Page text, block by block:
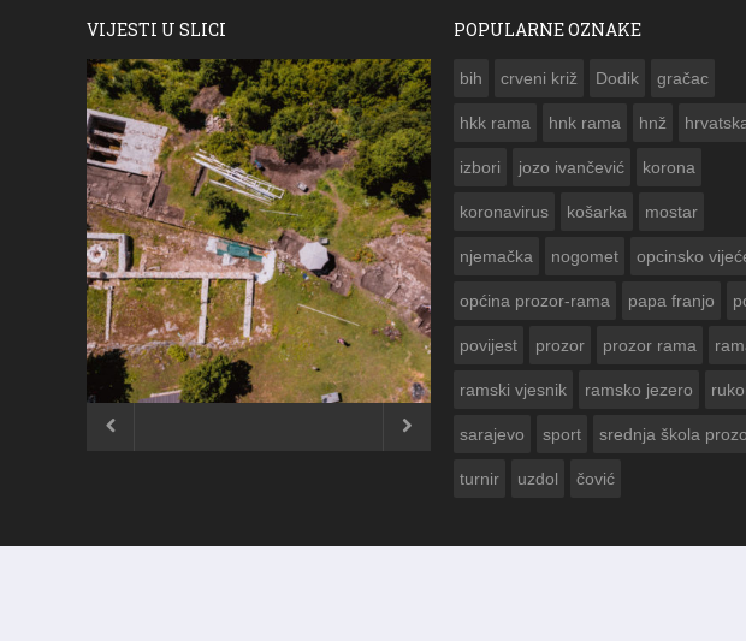
VIJESTI U SLICI
ČESTITKA RAMSKOG VJESNIKA ZA
USKRS 2023. GODINE
 
POPULARNE OZNAKE
bih crveni križ Dodik gračac
hkk rama hnk rama hnž
izbori jozo ivančević korona
koronavirus košarka mostar
njemačka nogomet opcinsko
općina prozor-rama papa franjo
povijest prozor prozor rama
ramski vjesnik ramsko jezero
sarajevo sport srednja škola
turnir uzdol čović